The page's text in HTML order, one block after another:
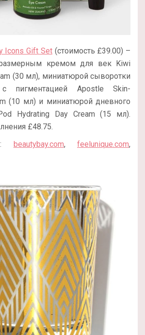
Icons Gift Set(стоимость £39.00) –
кремом для век Kiwi
(30 мл), миниатюрой сыворотки
пигментацией Apostle Skin-
(10 мл) и миниатюрой дневного
Hydrating Day Cream (15 мл).
£48.75.
beautybay.com,feelunique.com,